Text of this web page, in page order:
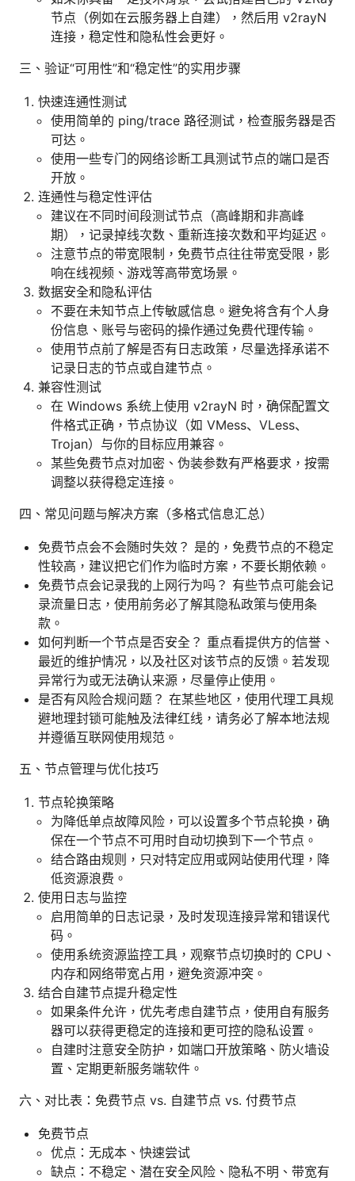
节点（例如在云服务器上自建），然后用 v2rayN
连接，稳定性和隐私性会更好。
三、验证“可用性”和“稳定性”的实用步骤
快速连通性测试
使用简单的 ping/trace 路径测试，检查服务器是否
可达。
使用一些专门的网络诊断工具测试节点的端口是否
开放。
连通性与稳定性评估
建议在不同时间段测试节点（高峰期和非高峰
期），记录掉线次数、重新连接次数和平均延迟。
注意节点的带宽限制，免费节点往往带宽受限，影
响在线视频、游戏等高带宽场景。
数据安全和隐私评估
不要在未知节点上传敏感信息。避免将含有个人身
份信息、账号与密码的操作通过免费代理传输。
使用节点前了解是否有日志政策，尽量选择承诺不
记录日志的节点或自建节点。
兼容性测试
在 Windows 系统上使用 v2rayN 时，确保配置文
件格式正确，节点协议（如 VMess、VLess、
Trojan）与你的目标应用兼容。
某些免费节点对加密、伪装参数有严格要求，按需
调整以获得稳定连接。
四、常见问题与解决方案（多格式信息汇总）
免费节点会不会随时失效？ 是的，免费节点的不稳定
性较高，建议把它们作为临时方案，不要长期依赖。
免费节点会记录我的上网行为吗？ 有些节点可能会记
录流量日志，使用前务必了解其隐私政策与使用条
款。
如何判断一个节点是否安全？ 重点看提供方的信誉、
最近的维护情况，以及社区对该节点的反馈。若发现
异常行为或无法确认来源，尽量停止使用。
是否有风险合规问题？ 在某些地区，使用代理工具规
避地理封锁可能触及法律红线，请务必了解本地法规
并遵循互联网使用规范。
五、节点管理与优化技巧
节点轮换策略
为降低单点故障风险，可以设置多个节点轮换，确
保在一个节点不可用时自动切换到下一个节点。
结合路由规则，只对特定应用或网站使用代理，降
低资源浪费。
使用日志与监控
启用简单的日志记录，及时发现连接异常和错误代
码。
使用系统资源监控工具，观察节点切换时的 CPU、
内存和网络带宽占用，避免资源冲突。
结合自建节点提升稳定性
如果条件允许，优先考虑自建节点，使用自有服务
器可以获得更稳定的连接和更可控的隐私设置。
自建时注意安全防护，如端口开放策略、防火墙设
置、定期更新服务端软件。
六、对比表：免费节点 vs. 自建节点 vs. 付费节点
免费节点
优点：无成本、快速尝试
缺点：不稳定、潜在安全风险、隐私不明、带宽有